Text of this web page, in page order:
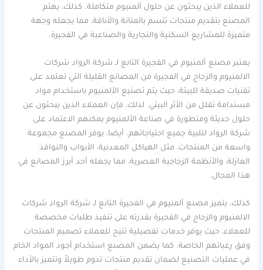
للعملاء الذين يبحثون عن حلول ألمنيوم متكاملة. كذلك، يهتم
المصنع بتقديم منتجات تتسم بالمتانة والأناقة، مما يجعله وجهة
متميزة للمشاريع السكنية والتجارية والصناعية في الفجيرة.
يعتبر مصنع ألمنيوم في الفجيرة التابع لـ شركة الرواد شركات
الالمنيوم والزجاج في الفجيرة من المصانع القليلة التي تعتمد على
تقنيات صديقة للبيئة، حيث يتم تصنيع الألمنيوم باستخدام مواد
مستدامة تقلل من الأثر البيئي. لذلك، فإن العملاء الذين يبحثون عن
حلول حديثة ومتطورة في صناعة الألمنيوم يمكنهم الاعتماد على
شركة الرواد لتلبية جميع احتياجاتهم. أيضا، يوفر المصنع مجموعة
واسعة من المنتجات، مثل الهياكل المعدنية، الأبواب والنوافذ
العازلة، والأنظمة الزجاجية العصرية، مما يجعله أحد أبرز المصانع في
هذا المجال.
كذلك، يتميز مصنع ألمنيوم في الفجيرة التابع لـ شركة الرواد شركات
الالمنيوم والزجاج في الفجيرة بقدرته على تنفيذ طلبات مخصصة
للعملاء، حيث يوفر خدمات تفصيلية تتيح للعملاء تصميم المنتجات
وفق رغباتهم الخاصة. كما يضمن المصنع استخدام أجود المواد الخام
في عمليات التصنيع لضمان تقديم منتجات تدوم طويلاً وتتميز بالأداء